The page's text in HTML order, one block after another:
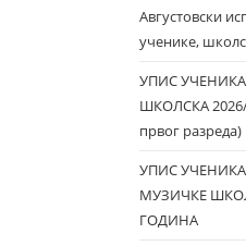
Августовски
ученике,
УПИС
ШКОЛСКА
првог разреда)
УПИС УЧЕНИКА
МУЗИЧКЕ
ГОДИНА